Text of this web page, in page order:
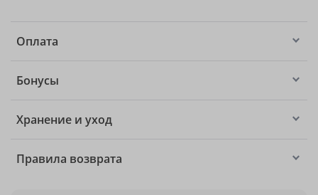
Оплата
Бонусы
Хранение и уход
Правила возврата